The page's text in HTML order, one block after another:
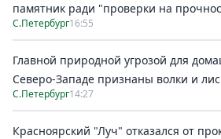
памятник ради "проверки на
С.Петербург16:55
Главной природной угрозой для
Северо-Западе признаны волки и
С.Петербург14:27
Красноярский "Луч" отказался от